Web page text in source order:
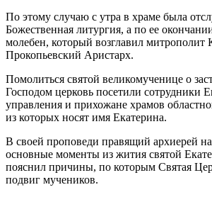
По этому случаю с утра в храме была
Божественная литургия, а по ее
молебен, который возглавил митрополит
Прокопьевский Аристарх.
Помолиться святой великомученице о
Господом церковь посетили сотрудники
управления и прихожане храмов
из которых носят имя Екатерина.
В своей проповеди правящий архиерей
основные моменты из жития святой
пояснил причины, по которым Святая
подвиг мучеников.